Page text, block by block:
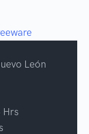
León
Hrs